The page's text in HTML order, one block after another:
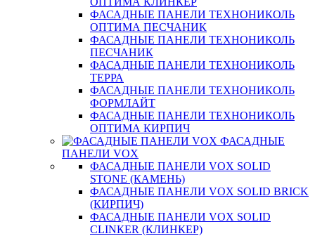
ФАСАДНЫЕ ПАНЕЛИ ТЕХНОНИКОЛЬ
ОПТИМА ПЕСЧАНИК
ФАСАДНЫЕ ПАНЕЛИ ТЕХНОНИКОЛЬ
ПЕСЧАНИК
ФАСАДНЫЕ ПАНЕЛИ ТЕХНОНИКОЛЬ
ТЕРРА
ФАСАДНЫЕ ПАНЕЛИ ТЕХНОНИКОЛЬ
ФОРМЛАЙТ
ФАСАДНЫЕ ПАНЕЛИ ТЕХНОНИКОЛЬ
ОПТИМА КИРПИЧ
ФАСАДНЫЕ
ПАНЕЛИ VOX
ФАСАДНЫЕ ПАНЕЛИ VOX SOLID
STONE (КАМЕНЬ)
ФАСАДНЫЕ ПАНЕЛИ VOX SOLID BRICK
(КИРПИЧ)
ФАСАДНЫЕ ПАНЕЛИ VOX SOLID
CLINКER (КЛИНКЕР)